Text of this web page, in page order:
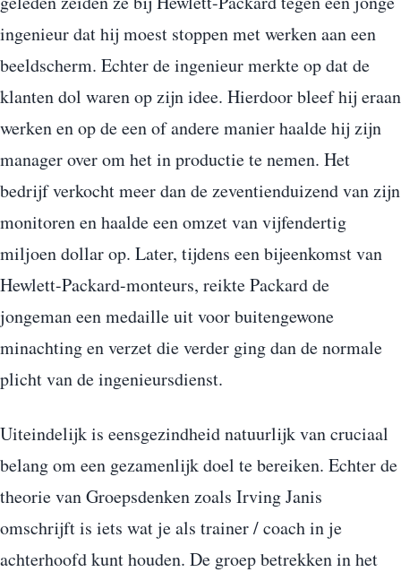
ingenieur dat hij moest stoppen met werken aan een
beeldscherm. Echter de ingenieur merkte op dat de
klanten dol waren op zijn idee. Hierdoor bleef hij eraan
werken en op de een of andere manier haalde hij zijn
manager over om het in productie te nemen. Het
bedrijf verkocht meer dan de zeventienduizend van zijn
monitoren en haalde een omzet van vijfendertig
miljoen dollar op. Later, tijdens een bijeenkomst van
Hewlett-Packard-monteurs, reikte Packard de
jongeman een medaille uit voor buitengewone
minachting en verzet die verder ging dan de normale
plicht van de ingenieursdienst.
Uiteindelijk is eensgezindheid natuurlijk van cruciaal
belang om een gezamenlijk doel te bereiken. Echter de
theorie van Groepsdenken zoals Irving Janis
omschrijft is iets wat je als trainer / coach in je
achterhoofd kunt houden. De groep betrekken in het